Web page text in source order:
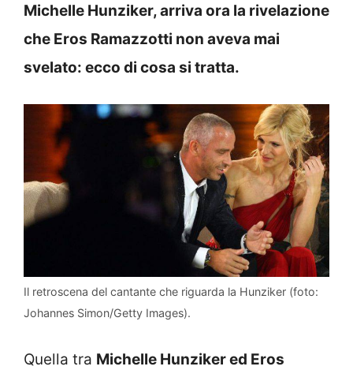
Michelle Hunziker, arriva ora la rivelazione
che Eros Ramazzotti non aveva mai
svelato: ecco di cosa si tratta.
Il retroscena del cantante che riguarda la Hunziker (foto:
Johannes Simon/Getty Images).
Quella tra Michelle Hunziker ed Eros